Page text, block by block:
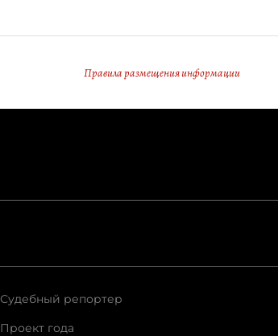
Правила размещения информации
Судебный репортер
Проект года